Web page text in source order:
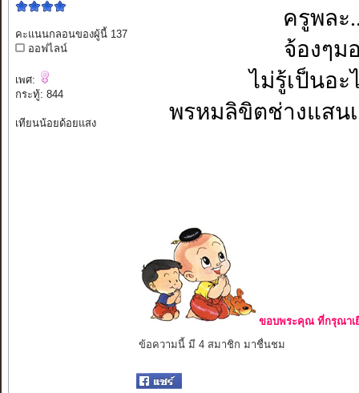
คะแนนกลอนของผู้นี้ 137
ออฟไลน์
เพศ:
กระทู้: 844
เทียนน้อยด้อยแสง
ครูพละ
จ้องๆม
ไม่รู้เป็นอะ
พรหมลิขิตช่างแสน
ขอบพระคุณ ที่กรุณาเ
ข้อความนี้ มี 4 สมาชิก มาชื่นชม